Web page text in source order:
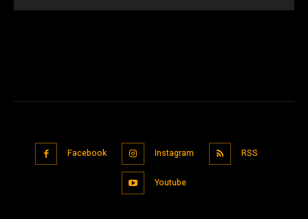
Facebook Instagram RSS
Youtube